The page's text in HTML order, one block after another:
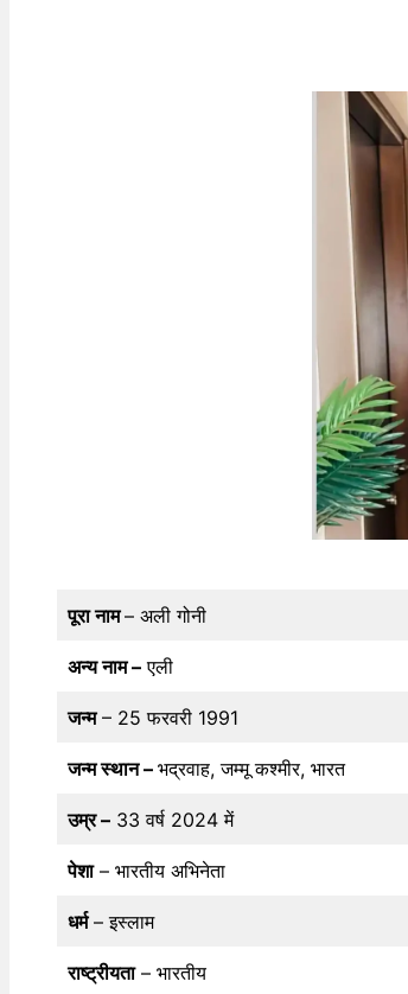
पूरा नाम– अली गोनी
अन्य नाम – एली
जन्म– 25 फरवरी 1991
जन्म स्थान – भद्रवाह, जम्मू कश्मीर, भारत
उम्र – 33 वर्ष 2024 में
पेशा– भारतीय अभिनेता
धर्म– इस्लाम
राष्ट्रीयता– भारतीय